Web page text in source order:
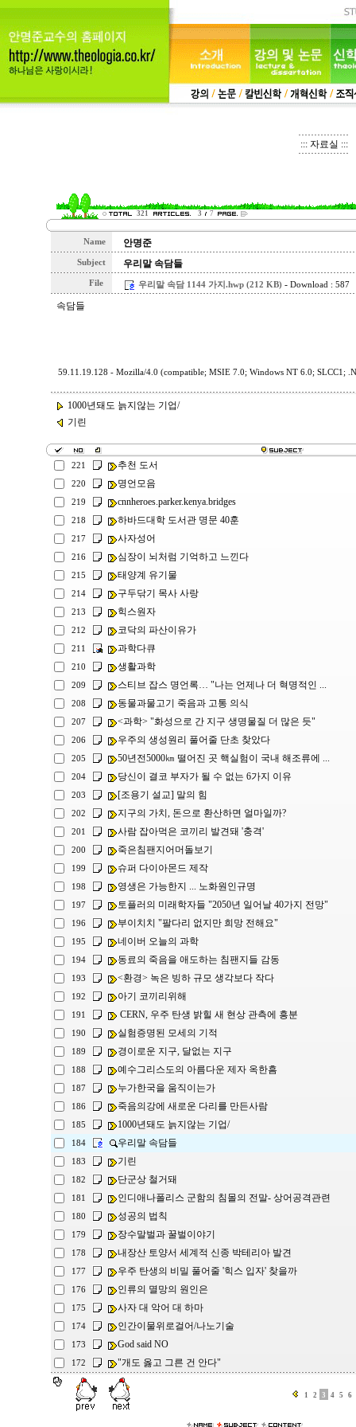
::: 자료실 :::
321 3 7
Name 안명준
Subject 우리말 속담들
File 우리말 속담 1144 가지.hwp (212 KB)- Download : 587
속담들
59.11.19.128 - Mozilla/4.0 (compatible; MSIE 7.0; Windows NT 6.0; SLCC1;
1000년돼도 늙지않는 기업/
기린
221 추천 도서
220 명언모음
219 cnnheroes.parker.kenya.bridges
218 하바드대학 도서관 명문 40훈
217 사자성어
216 심장이 뇌처럼 기억하고 느낀다
215 태양계 유기물
214 구두닦기 목사 사랑
213 힉스원자
212 코닥의 파산이유가
211 과학다큐
210 생활과학
209 스티브 잡스 명언록… "나는 언제나 더 혁명적인 ...
208 동물과물고기 죽음과 고통 의식
207 <과학> "화성으로 간 지구 생명물질 더 많은 듯"
206 우주의 생성원리 풀어줄 단초 찾았다
205 50년전5000㎞ 떨어진 곳 핵실험이 국내 해조류에 ...
204 당신이 결코 부자가 될 수 없는 6가지 이유
203 [조용기 설교] 말의 힘
202 지구의 가치, 돈으로 환산하면 얼마일까?
201 사람 잡아먹은 코끼리 발견돼 '충격'
200 죽은침팬지어머돌보기
199 슈퍼 다이아몬드 제작
198 영생은 가능한지 ... 노화원인규명
197 토플러의 미래학자들 "2050년 일어날 40가지 전망"
196 부이치치 "팔다리 없지만 희망 전해요"
195 네이버 오늘의 과학
194 동료의 죽음을 애도하는 침팬지들 감동
193 <환경> 녹은 빙하 규모 생각보다 작다
192 아기 코끼리위해
191 CERN, 우주 탄생 밝힐 새 현상 관측에 흥분
190 실험증명된 모세의 기적
189 경이로운 지구, 달없는 지구
188 예수그리스도의 아름다운 제자 옥한흠
187 누가한국을 움직이는가
186 죽음의강에 새로운 다리를 만든사람
185 1000년돼도 늙지않는 기업/
184 우리말 속담들
183 기린
182 단군상 철거돼
181 인디애나폴리스 군함의 침몰의 전말- 상어공격관련
180 성공의 법칙
179 장수말벌과 꿀벌이야기
178 내장산 토양서 세계적 신종 박테리아 발견
177 우주 탄생의 비밀 풀어줄 '힉스 입자' 찾을까
176 인류의 멸망의 원인은
175 사자 대 악어 대 하마
174 인간이물위로걸어/나노기술
173 God said NO
172 "개도 옳고 그른 건 안다"
1 2 3 4 5 6